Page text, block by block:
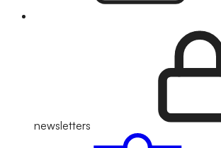
newsletters